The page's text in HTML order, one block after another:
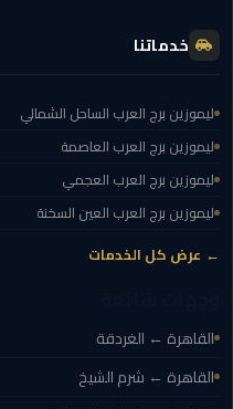
ليموزين
شرم
ليموزين
مرسي
علم
اسكندرية
الساحل
الشمالي
خدماتنا
ليموزين برج العرب الساحل الشمالي
ليموزين برج العرب العاصمة
ليموزين برج العرب العجمي
ليموزين برج العرب العين السخنة
← عرض كل الخدمات
القاهرة ← الغردقة
القاهرة ← شرم الشيخ